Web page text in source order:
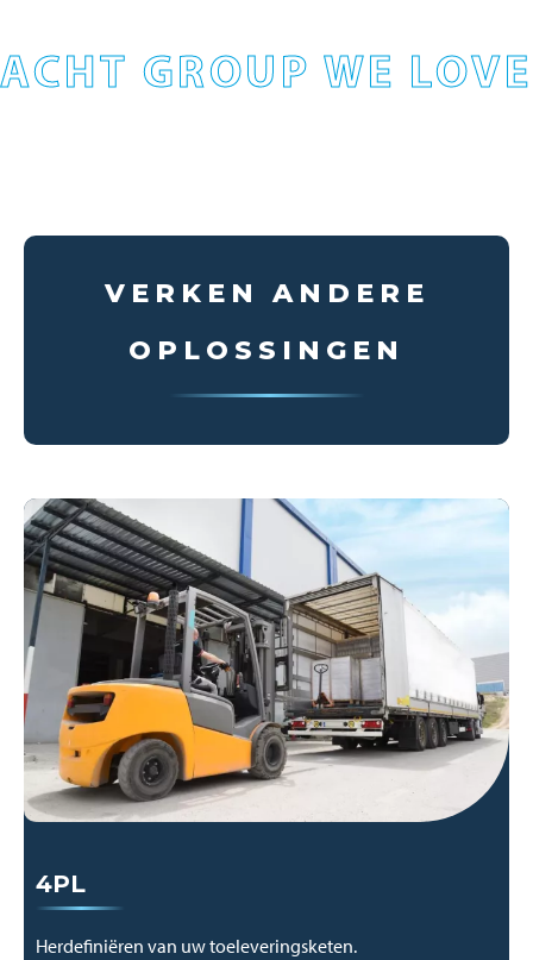
GROUP WE
VERKEN ANDERE
OPLOSSINGEN
4PL
Herdefiniëren van uw toeleveringsketen.